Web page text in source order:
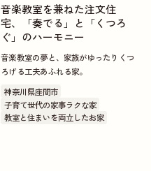
音楽教室を兼ねた注文住
宅、「奏でる」と「くつろ
ぐ」のハーモニー
音楽教室の夢と、家族がゆったりくつ
ろげる工夫あふれる家。
神奈川県座間市
子育て世代の家事ラクな家
教室と住まいを両立したお家